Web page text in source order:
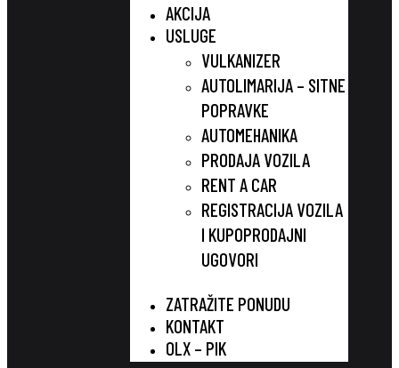
AKCIJA
USLUGE
VULKANIZER
AUTOLIMARIJA – SITNE
POPRAVKE
AUTOMEHANIKA
PRODAJA VOZILA
RENT A CAR
REGISTRACIJA VOZILA
I KUPOPRODAJNI
UGOVORI
ZATRAŽITE PONUDU
KONTAKT
OLX – PIK